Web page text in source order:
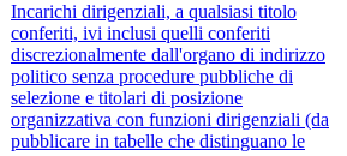
Incarichi dirigenziali, a qualsiasi titolo
conferiti, ivi inclusi quelli conferiti
discrezionalmente dall'organo di indirizzo
politico senza procedure pubbliche di
selezione e titolari di posizione
organizzativa con funzioni dirigenziali (da
pubblicare in tabelle che distinguano le